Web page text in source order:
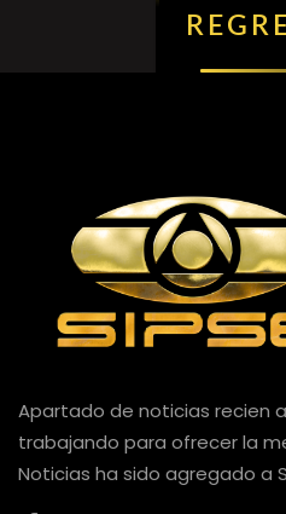
Apartado de noticias recien
trabajando para ofrecer la
Noticias ha sido agregado a